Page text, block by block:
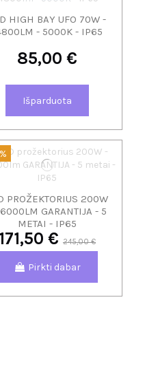
HIGH BAY UFO 70W -
- 5000K - IP65
85,00 €
Išparduota
PROŽEKTORIUS 200W
GARANTIJA - 5
METAI - IP65
171,50 € 245,00 €
Pirkti dabar